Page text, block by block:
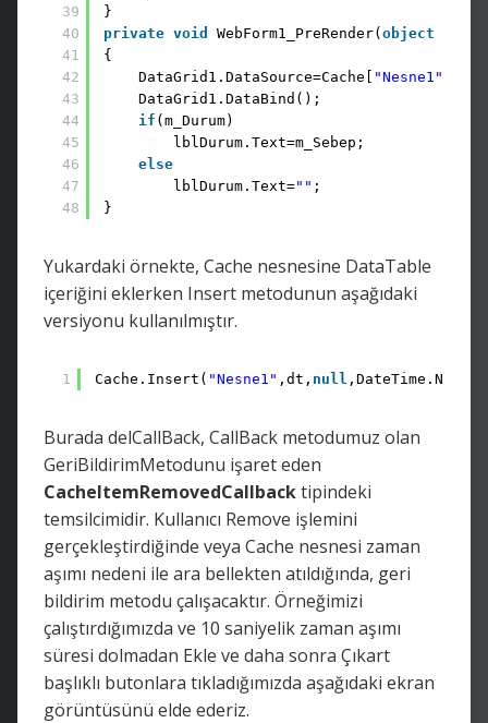
39
40
41
42
43
44
45
46
47
48
}
private void WebForm1_PreRender( object
{
DataGrid1.DataSource=Cache[
"Nesne1"
DataGrid1.DataBind();
if (m_Durum)
lblDurum.Text=m_Sebep;
else
lblDurum.Text="" ;
}
Yukardaki örnekte, Cache nesnesine DataTable
içeriğini eklerken Insert metodunun aşağıdaki
versiyonu kullanılmıştır.
1 Cache.Insert( "Nesne1" ,dt, null
Burada delCallBack, CallBack metodumuz olan
GeriBildirimMetodunu işaret eden
CacheItemRemovedCallbacktipindeki
temsilcimidir. Kullanıcı Remove işlemini
gerçekleştirdiğinde veya Cache nesnesi zaman
aşımı nedeni ile ara bellekten atıldığında, geri
bildirim metodu çalışacaktır. Örneğimizi
çalıştırdığımızda ve 10 saniyelik zaman aşımı
süresi dolmadan Ekle ve daha sonra Çıkart
başlıklı butonlara tıkladığımızda aşağıdaki ekran
görüntüsünü elde ederiz.